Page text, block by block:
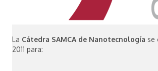
La Cátedra SAMCA de Nanotecnología se
2011 para: